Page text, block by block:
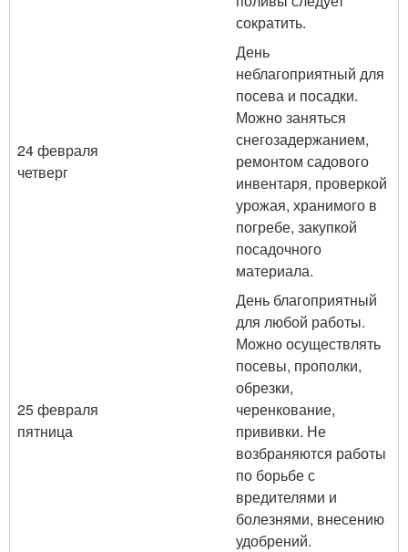
сократить.
24 февраля
четверг
День
неблагоприятный для
посева и посадки.
Можно заняться
снегозадержанием,
ремонтом садового
инвентаря, проверкой
урожая, хранимого в
погребе, закупкой
посадочного
материала.
25 февраля
пятница
День благоприятный
для любой работы.
Можно осуществлять
посевы, прополки,
обрезки,
черенкование,
прививки. Не
возбраняются работы
по борьбе с
вредителями и
болезнями, внесению
удобрений.